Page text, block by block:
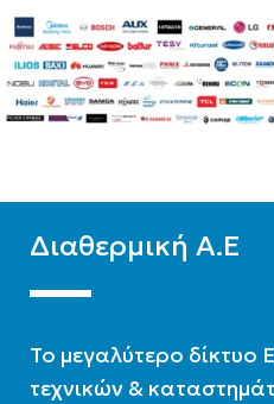
Διαθερμική Α.Ε
To μεγαλύτερο δίκτυο
τεχνικών &